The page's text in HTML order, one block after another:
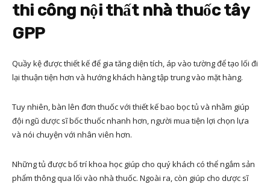
thi công nội thất nhà thuốc tây
GPP
Quầy kệ được thiết kế để gia tăng diện tích, áp vào tường để tạo lối đi
lại thuận tiện hơn và hướng khách hàng tập trung vào mặt hàng.
Tuy nhiên, bàn lên đơn thuốc với thiết kế bao bọc tủ và nhằm giúp
đội ngũ dược sĩ bốc thuốc nhanh hơn, người mua tiện lợi chọn lựa
và nói chuyện với nhân viên hơn.
Những tủ được bố trí khoa học giúp cho quý khách có thể ngắm sản
phẩm thông qua lối vào nhà thuốc. Ngoài ra, còn giúp cho dược sĩ